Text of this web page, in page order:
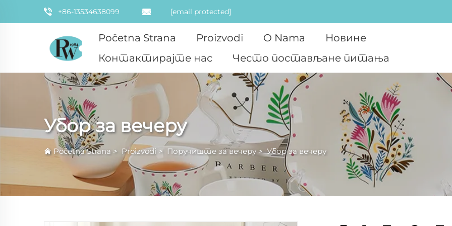
+86-13534638099 [email protected]
Početna Strana Proizvodi O Nama
Новине
Контактирајте нас
Често постављане питања
Убор за вечеру
Početna Strana> Proizvodi > Поручиште за вечеру >Убор за вечеру